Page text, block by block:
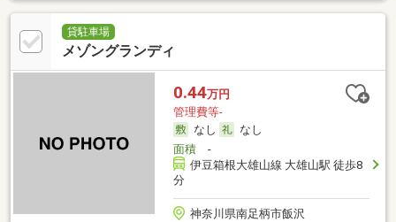
貸駐車場
メゾングランディ
0.44万円
管理費等-
なし
なし
面積-
伊豆箱根大雄山線 大雄山駅 徒歩8
分
神奈川県南足柄市飯沢